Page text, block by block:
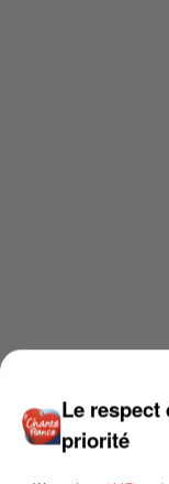
Le respect
priorité